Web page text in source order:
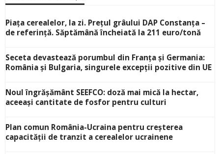
Piața cerealelor, la zi. Prețul grâului DAP Constanța –
de referință. Săptămână încheiată la 211 euro/tonă
Seceta devastează porumbul din Franța și Germania:
România și Bulgaria, singurele excepții pozitive din UE
Noul îngrășământ SEEFCO: doză mai mică la hectar,
aceeași cantitate de fosfor pentru culturi
Plan comun România-Ucraina pentru creșterea
capacității de tranzit a cerealelor ucrainene